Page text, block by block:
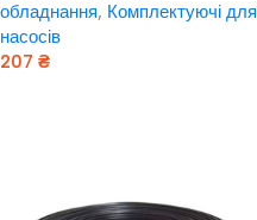
обладнання, Комплектуючі для
насосів
207 ₴